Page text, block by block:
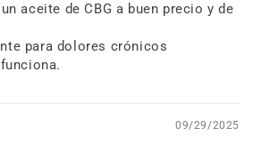
aceite de CBG a buen precio y de
para dolores crónicos
09/29/2025